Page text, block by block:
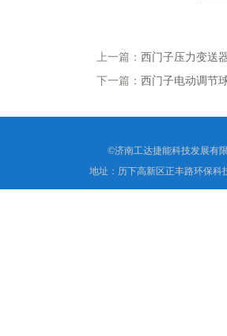
上一篇： 西门子压力变送
下一篇： 西门子电动调节
©济南工达捷能科技发展有
地址：历下高新区正丰路环保科